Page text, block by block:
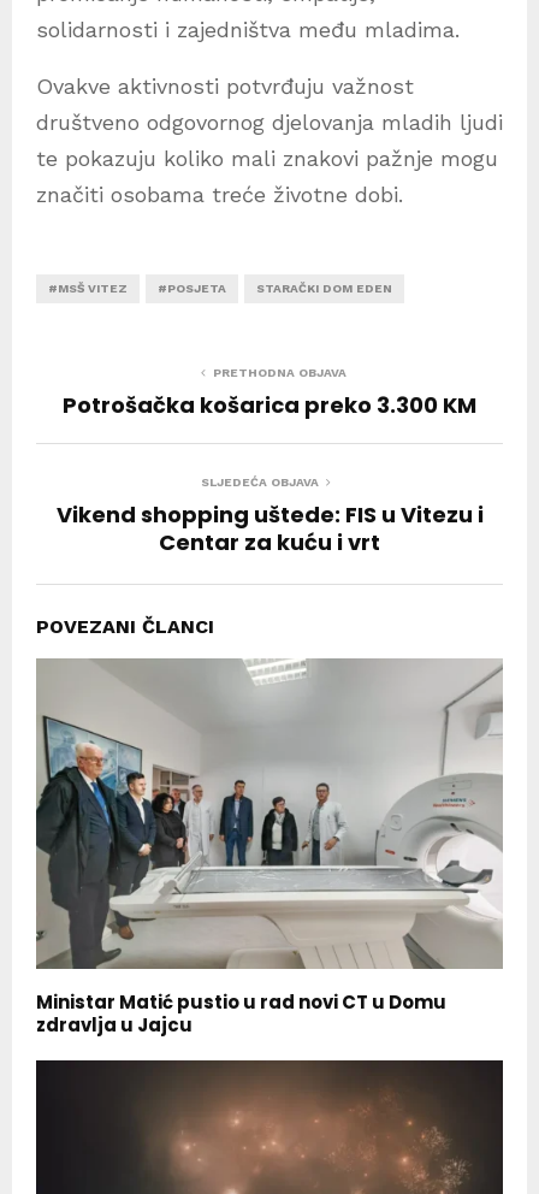
solidarnosti i zajedništva među mladima.
Ovakve aktivnosti potvrđuju važnost
društveno odgovornog djelovanja mladih ljudi
te pokazuju koliko mali znakovi pažnje mogu
značiti osobama treće životne dobi.
#MSŠ VITEZ #POSJETA STARAČKI DOM EDEN
PRETHODNA OBJAVA
Potrošačka košarica preko 3.300 KM
SLJEDEĆA OBJAVA
Vikend shopping uštede: FIS u Vitezu i
Centar za kuću i vrt
POVEZANI ČLANCI
Ministar Matić pustio u rad novi CT u Domu
zdravlja u Jajcu